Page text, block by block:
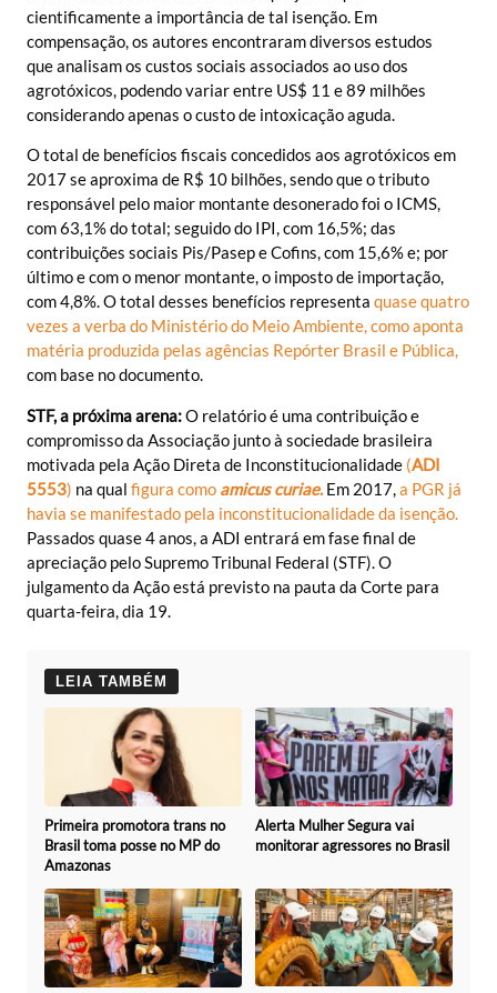
cientificamente a importância de tal isenção. Em
compensação, os autores encontraram diversos estudos
que analisam os custos sociais associados ao uso dos
agrotóxicos, podendo variar entre US$ 11 e 89 milhões
considerando apenas o custo de intoxicação aguda.
O total de benefícios fiscais concedidos aos agrotóxicos em
2017 se aproxima de R$ 10 bilhões, sendo que o tributo
responsável pelo maior montante desonerado foi o ICMS,
com 63,1% do total; seguido do IPI, com 16,5%; das
contribuições sociais Pis/Pasep e Cofins, com 15,6% e; por
último e com o menor montante, o imposto de importação,
com 4,8%. O total desses benefícios representa quase quatro
vezes a verba do Ministério do Meio Ambiente, como aponta
matéria produzida pelas agências Repórter Brasil e Pública,
com base no documento.
STF, a próxima arena:O relatório é uma contribuição e
compromisso da Associação junto à sociedade brasileira
motivada pela Ação Direta de Inconstitucionalidade (ADI
5553) na qual figura como amicus curiae. Em 2017,a PGR já
havia se manifestado pela inconstitucionalidade da isenção.
Passados quase 4 anos, a ADI entrará em fase final de
apreciação pelo Supremo Tribunal Federal (STF). O
julgamento da Ação está previsto na pauta da Corte para
quarta-feira, dia 19.
LEIA TAMBÉM
Primeira promotora trans no
Brasil toma posse no MP do
Amazonas
Alerta Mulher Segura vai
monitorar agressores no Brasil